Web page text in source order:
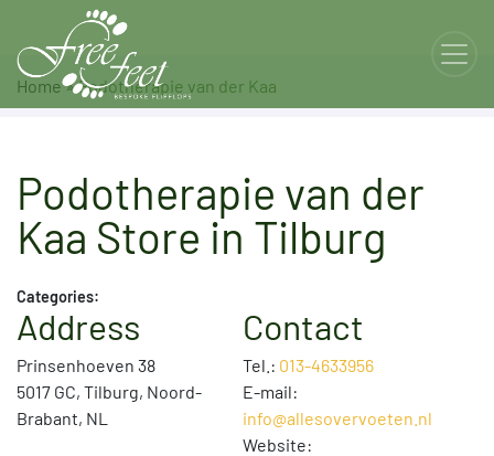
Home»Podotherapie van der Kaa
Podotherapie van der
Kaa Store in Tilburg
Categories:
Address
Prinsenhoeven 38
5017 GC, Tilburg, Noord-
Brabant, NL
Contact
Tel.: 013-4633956
E-mail:
info@allesovervoeten.nl
Website: